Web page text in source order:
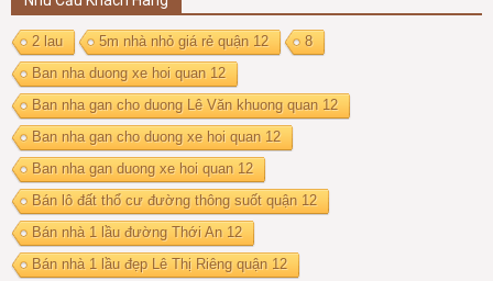
2 lau 5m nhà nhỏ giá rẻ quận 12
8
Ban nha duong xe hoi quan 12
Ban nha gan cho duong Lê Văn khuong quan 12
Ban nha gan cho duong xe hoi quan 12
Ban nha gan duong xe hoi quan 12
Bán lô đất thổ cư đường thông suốt quận 12
Bán nhà 1 lầu đường Thới An 12
Bán nhà 1 lầu đẹp Lê Thị Riêng quận 12